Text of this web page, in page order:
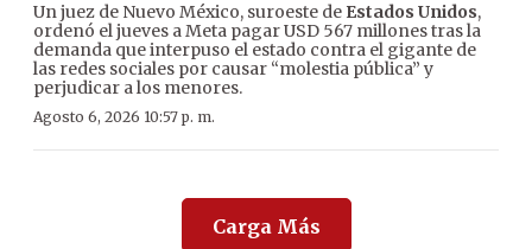
Un juez de Nuevo México, suroeste de Estados Unidos,
ordenó el jueves a Meta pagar USD 567 millones tras la
demanda que interpuso el estado contra el gigante de
las redes sociales por causar “molestia pública” y
perjudicar a los menores.
Agosto 6, 2026 10:57 p. m.
Carga Más